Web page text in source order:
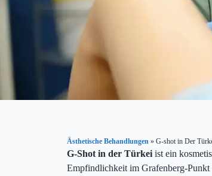
Ästhetische Behandlungen » G-shot in Der
G-Shot in der Türkei ist ein
Empfindlichkeit im Grafenberg-